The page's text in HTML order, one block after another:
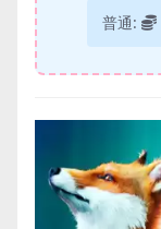
普通: